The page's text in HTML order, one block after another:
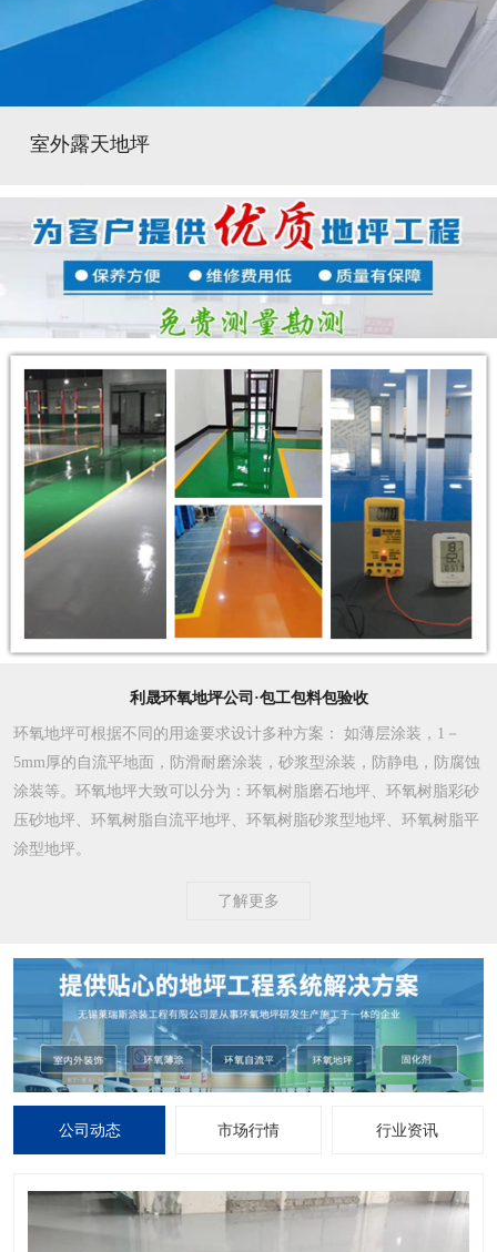
室外露天地坪
利晟环氧地坪公司·包工包料包验收
环氧地坪可根据不同的用途要求设计多种方案 ： 如薄层涂装，1－
5mm厚的自流平地面，防滑耐磨涂装，砂浆型涂装，防静电，防腐蚀
涂装等。环氧地坪大致可以分为：环氧树脂磨石地坪、环氧树脂彩砂
压砂地坪、环氧树脂自流平地坪、环氧树脂砂浆型地坪、环氧树脂平
涂型地坪。
了解更多
公司动态 市场行情 行业资讯